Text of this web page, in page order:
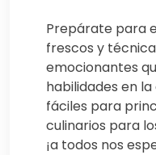
Prepárate para
frescos y
emocionantes
habilidades en
fáciles para
culinarios para
¡a todos nos